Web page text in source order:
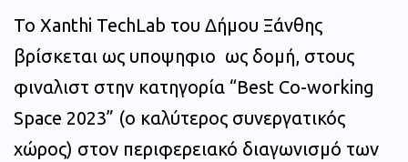
Το Xanthi TechLab του Δήμου Ξάνθης
βρίσκεται ως υποψηφιο ως δομή, στους
φιναλιστ στην κατηγορία “Best Co-working
Space 2023” (ο καλύτερος συνεργατικός
χώρος) στον περιφερειακό διαγωνισμό των